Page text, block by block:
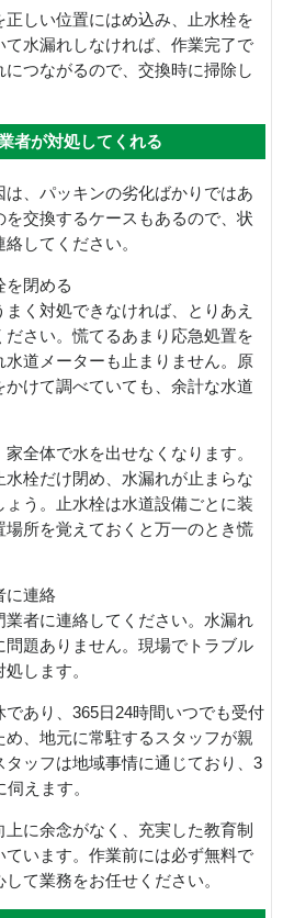
しい位置にはめ込み、止水栓を
水漏れしなければ、作業完了で
つながるので、交換時に掃除し
者が対処してくれる
、パッキンの劣化ばかりではあ
を交換するケースもあるので、状
してください。
を閉める
く対処できなければ、とりあえ
さい。慌てるあまり応急処置を
道メーターも止まりません。原
かけて調べていても、余計な水道
全体で水を出せなくなります。
栓だけ閉め、水漏れが止まらな
う。止水栓は水道設備ごとに装
所を覚えておくと万一のとき慌
に連絡
者に連絡してください。水漏れ
題ありません。現場でトラブル
します。
あり、365日24時間いつでも受付
、地元に常駐するスタッフが親
ッフは地域事情に通じており、3
えます。
に余念がなく、充実した教育制
ています。作業前には必ず無料で
て業務をお任せください。